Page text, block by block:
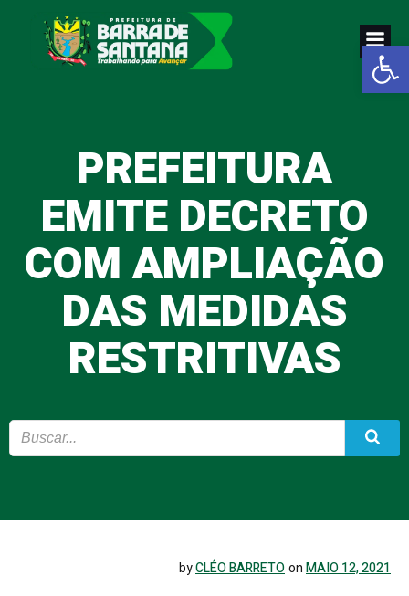
Abrir
Pular
para
o
conteúdo
PREFEITURA
EMITE DECRETO
COM AMPLIAÇÃO
DAS MEDIDAS
RESTRITIVAS
byCLÉO BARRETOonMAIO 12, 2021